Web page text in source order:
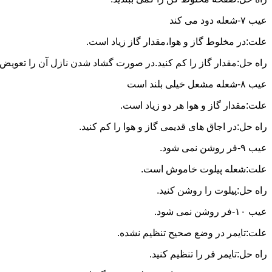
عیب ۷-شعله دود می کند
علت:در مخلوط گاز و هوا،مقدار گاز زیاد است.
راه حل:مقدار گاز را کم کنید.در صورت گشاد شدن نازل آن را تعویض
عیب ۸-شعله مشعل خیلی بلند است
علت:مقدار گاز و هوا هر دو زیاد است.
راه حل:در اجاق های قدیمی گاز و هوا را کم کنید.
عیب ۹-فر روشن نمی شود.
علت:شعله پیلوت خاموش است.
راه حل:پیلوت را روشن کنید.
عیب ۱۰-فر روشن نمی شود.
علت:تایمر در وضع صحیح تنظیم نشده.
راه حل:تایمر فر را تنظیم کنید.